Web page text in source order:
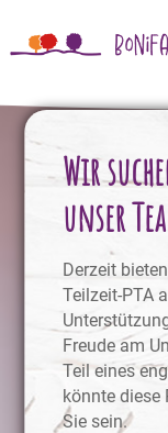
Wir
unser
Derzeit
Teilzeit-PTA
Freude am
Teil eines
könnte diese
Sie sein.